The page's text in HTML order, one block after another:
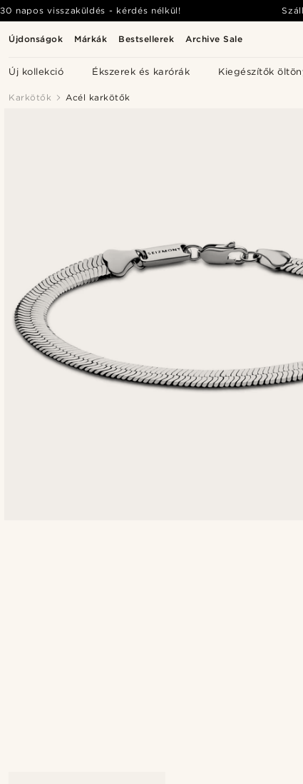
Újdonságok Márkák Bestsellerek Archive Sale
Új kollekció Ékszerek és karórák Kiegészítők
30 napos visszaküldés - kérdés nélkül!
Karkötők Acél karkötők